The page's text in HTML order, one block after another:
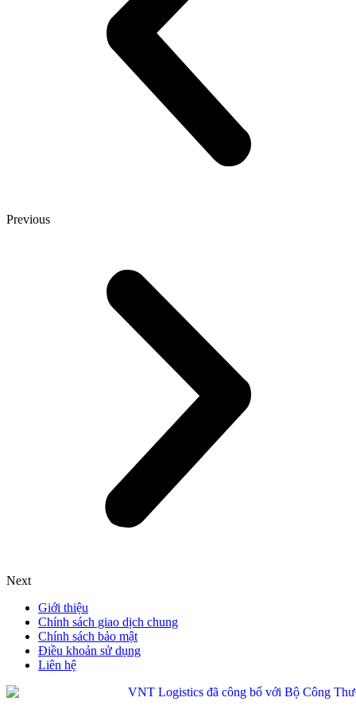
Previous
Next
Giới thiệu
Chính sách giao dịch chung
Chính sách bảo mật
Điều khoản sử dụng
Liên hệ